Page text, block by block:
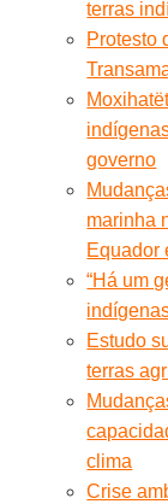
terras
Protesto
governo
marinha
Equador
“Há um
Estudo
terras
clima
Crise